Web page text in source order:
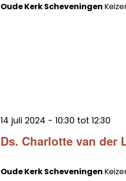
Oude Kerk Scheveningen
Ds. Charlotte van der
14 juli 2024 - 10:30 tot 12:30
Oude Kerk Scheveningen